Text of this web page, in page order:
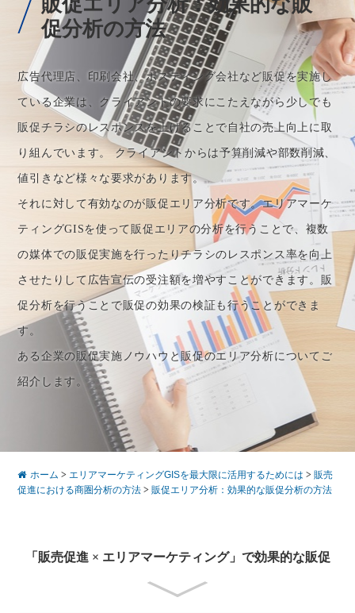
促分析の方法
広告代理店、印刷会社、ポスティング会社など販促を実施し
ている企業は、クライアントの要求にこたえながら少しでも
販促チラシのレスポンスを上げることで自社の売上向上に取
り組んでいます。 クライアントからは予算削減や部数削減、
値引きなど様々な要求があります。
それに対して有効なのが販促エリア分析です。エリアマーケ
ティングGISを使って販促エリアの分析を行うことで、複数
の媒体での販促実施を行ったりチラシのレスポンス率を向上
させたりして広告宣伝の受注額を増やすことができます。販
促分析を行うことで販促の効果の検証も行うことができま
す。
ある企業の販促実施ノウハウと販促のエリア分析についてご
紹介します。
ホーム >エリアマーケティングGISを最大限に活用するためには >販売
促進における商圏分析の方法 >販促エリア分析：効果的な販促分析の方法
「販売促進 × エリアマーケティング」で効果的な販促